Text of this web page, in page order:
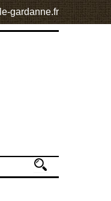
gardanne.fr